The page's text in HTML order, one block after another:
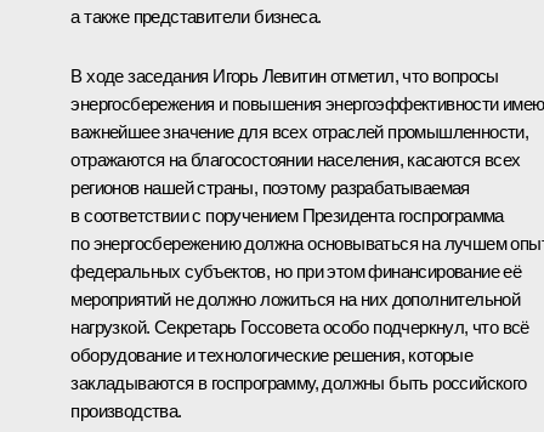
а также представители бизнеса.
В ходе заседания Игорь Левитинотметил, что вопросы
энергосбережения и повышения энергоэффективности
важнейшее значение для всех отраслей промышленности,
отражаются на благосостоянии населения, касаются всех
регионов нашей страны, поэтому разрабатываемая
в соответствии с поручением Президента госпрограмма
по энергосбережению должна основываться на лучшем
федеральных субъектов, но при этом финансирование её
мероприятий не должно ложиться на них дополнительной
нагрузкой. Секретарь Госсовета особо подчеркнул, что всё
оборудование и технологические решения, которые
закладываются в госпрограмму, должны быть российского
производства.